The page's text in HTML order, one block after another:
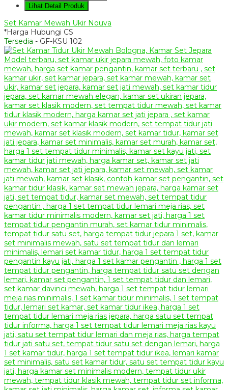
Lihat Detail Produk
Set Kamar Mewah Ukir Nouva
*Harga Hubungi CS
Tersedia - GF-KSU 102